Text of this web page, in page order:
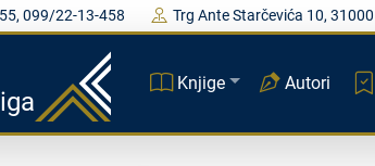
099/22-13-458 Trg Ante Starčevića 10,
Knjige Autori